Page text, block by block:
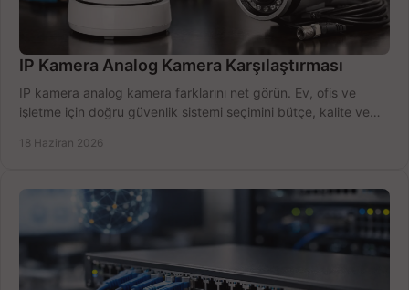
IP Kamera Analog Kamera Karşılaştırması
IP kamera analog kamera farklarını net görün. Ev, ofis ve
işletme için doğru güvenlik sistemi seçimini bütçe, kalite ve
18 Haziran 2026